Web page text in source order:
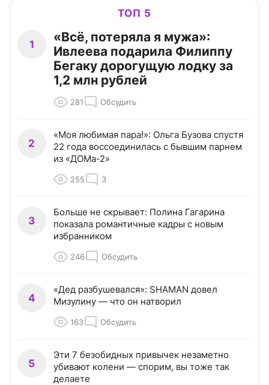
ТОП 5
1
«Всё, потеряла я мужа»:
Ивлеева подарила Филиппу
Бегаку дорогущую лодку за
1,2 млн рублей
281 Обсудить
2
«Моя любимая пара!»: Ольга Бузова спустя
22 года воссоединилась с бывшим парнем
из «ДОМа-2»
255 3
3
Больше не скрывает: Полина Гагарина
показала романтичные кадры с новым
избранником
246 Обсудить
4
«Дед разбушевался»: SHAMAN довел
Мизулину — что он натворил
163 Обсудить
5
Эти 7 безобидных привычек незаметно
убивают колени — спорим, вы тоже так
делаете